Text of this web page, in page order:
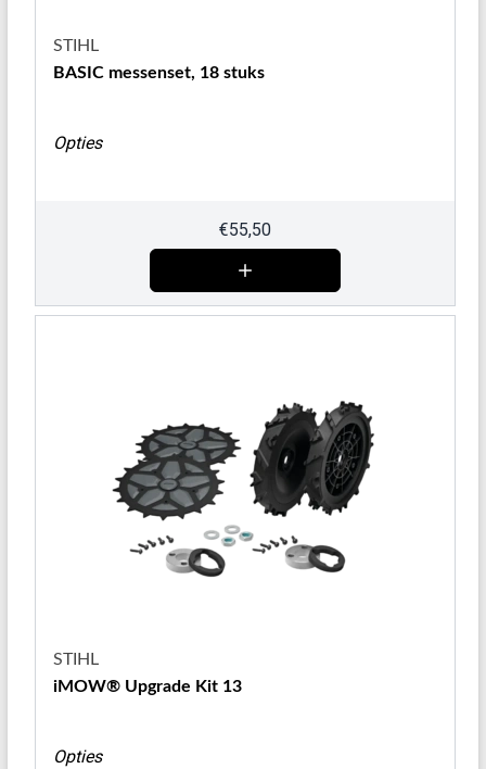
STIHL
BASIC messenset, 18 stuks
Opties
€55,50
STIHL
iMOW® Upgrade Kit 13
Opties